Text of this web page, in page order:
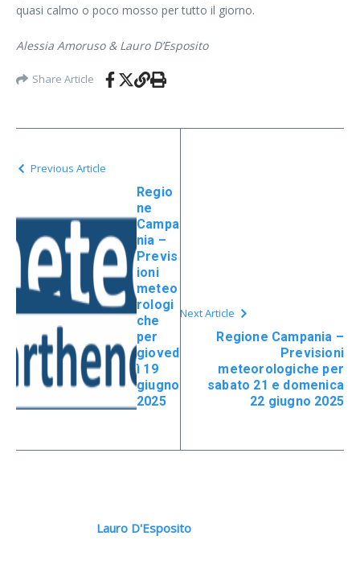
quasi calmo o poco mosso per tutto il giorno.
Alessia Amoruso & Lauro D’Esposito
Share Article
Previous Article
Regio
ne
Campa
nia –
Previs
ioni
meteo
rologi
che
per
gioved
ì 19
giugno
2025
Next Article
Regione Campania –
Previsioni
meteorologiche per
sabato 21 e domenica
22 giugno 2025
Lauro D'Esposito